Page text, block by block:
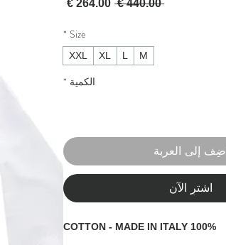
‏440.00 € سعر عاديسعر البيع
Size
*
M
L
XL
XXL
الكمية *
أضِف إلى العربة
اشترِ الآن
100% COTTON - MADE IN ITALY